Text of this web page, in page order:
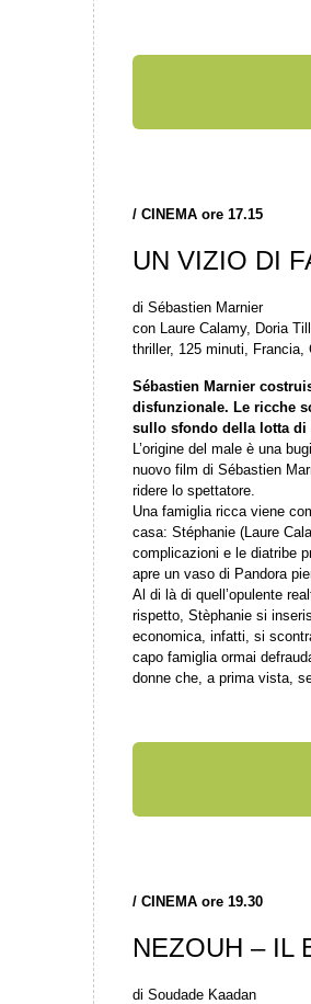
/ CINEMA ore 17.15
UN VIZIO DI
di Sébastien Marnier
con Laure Calamy, Doria
thriller, 125 minuti, Francia,
Sébastien Marnier
disfunzionale. Le ricche
sullo sfondo della lotta di
L’origine del male è una
nuovo film di Sébastien
ridere lo spettatore.
Una famiglia ricca viene
casa: Stéphanie (Laure
complicazioni e le diatribe
apre un vaso di Pandora
Al di là di quell’opulente
rispetto, Stèphanie si
economica, infatti, si
capo famiglia ormai
donne che, a prima vista,
/ CINEMA ore 19.30
NEZOUH – IL
di Soudade Kaadan